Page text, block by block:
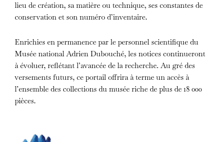
lieu de création, sa matière ou technique, ses constantes de
conservation et son numéro d’inventaire.
Enrichies en permanence par le personnel scientifique du
Musée national Adrien Dubouché, les notices continueront
à évoluer, reflétant l’avancée de la recherche. Au gré des
versements futurs, ce portail offrira à terme un accès à
l’ensemble des collections du musée riche de plus de 18 000
pièces.